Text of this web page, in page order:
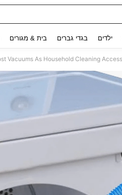
ילדים בגדי גברים בית & מגורים